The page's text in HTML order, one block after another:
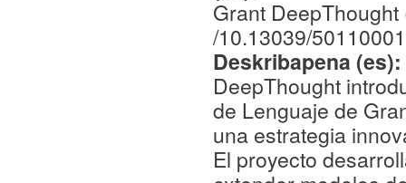
Grant
/10.13039/
Deskribapena (es):
DeepThought
de Lenguaje de
una estrategia
El proyecto